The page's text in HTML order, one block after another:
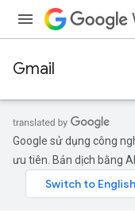
Gmail
Google sử dụng công
ưu tiên. Bản dịch bằng